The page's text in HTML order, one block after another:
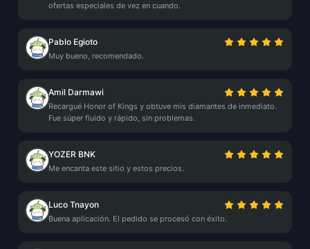
ofertas especiales de vez en cuando.
Pablo Egioto
Muy bueno, recomendado.
Amil Darmawi
Recargué Honor of Kings y obtuve mis diamantes de inmediato.
Fue súper fluido y rápido, sin problemas.
YOZER BNK
Me encanta este sitio y estos precios.
Luco Tnayon
Buena aplicación. El pedido se procesó con éxito.